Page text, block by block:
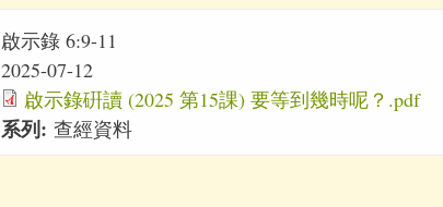
啟示錄 6:9-11
2025-07-12
啟示錄硏讀 (2025 第15課) 要等到幾時呢？.pdf
系列: 查經資料